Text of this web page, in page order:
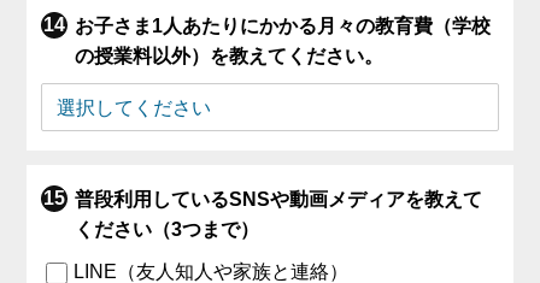
お子さま1人あたりにかかる月々の教育費（学校
の授業料以外）を教えてください。
普段利用しているSNSや動画メディアを教えて
ください（3つまで）
LINE（友人知人や家族と連絡）